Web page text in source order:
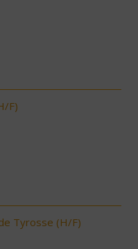
F)
Tyrosse (H/F)